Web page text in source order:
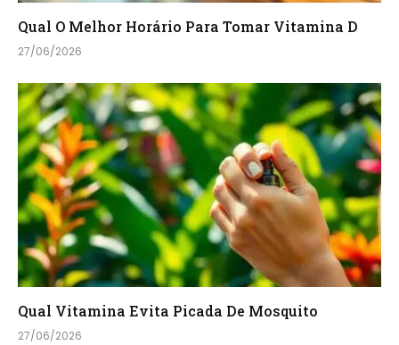
Qual O Melhor Horário Para Tomar Vitamina D
27/06/2026
Qual Vitamina Evita Picada De Mosquito
27/06/2026